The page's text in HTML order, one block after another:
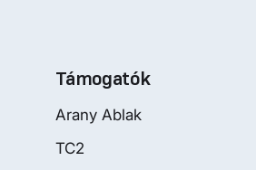
Támogatók
Arany Ablak
TC2